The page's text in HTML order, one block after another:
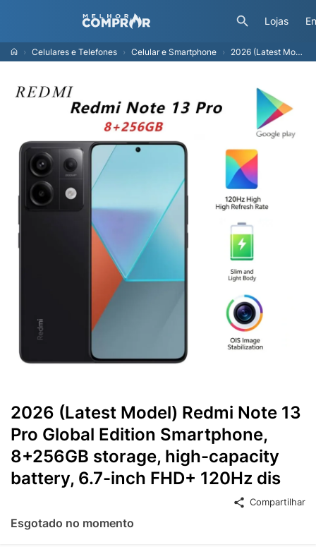
Lojas
Celulares e Telefones Celular e Smartphone 2026 (Latest Model) Redmi Note 13 Pro Global Edition Smartphone, 8+256GB storage, high-capacity battery, 6.7-inch FHD+ 120Hz dis
2026 (Latest Model) Redmi Note 13
Pro Global Edition Smartphone,
8+256GB storage, high-capacity
battery, 6.7-inch FHD+ 120Hz dis
Compartilhar
Esgotado no momento